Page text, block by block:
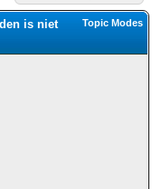
Topic Modes
is niet